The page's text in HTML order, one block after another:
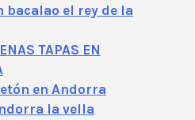
bacalao el rey de la
TAPAS EN
en Andorra
la vella